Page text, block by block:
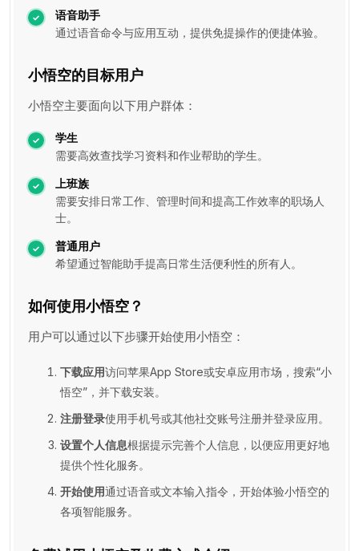
语音助手
通过语音命令与应用互动，提供免提操作的便捷体验。
小悟空的目标用户
小悟空主要面向以下用户群体：
学生
需要高效查找学习资料和作业帮助的学生。
上班族
需要安排日常工作、管理时间和提高工作效率的职场人
士。
普通用户
希望通过智能助手提高日常生活便利性的所有人。
如何使用小悟空？
用户可以通过以下步骤开始使用小悟空：
下载应用访问苹果App Store或安卓应用市场，搜索“小
悟空”，并下载安装。
注册登录使用手机号或其他社交账号注册并登录应用。
设置个人信息根据提示完善个人信息，以便应用更好地
提供个性化服务。
开始使用通过语音或文本输入指令，开始体验小悟空的
各项智能服务。